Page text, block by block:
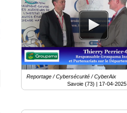
Reportage / Cybersécurité / CyberAix
Savoie (73) | 17-04-2025